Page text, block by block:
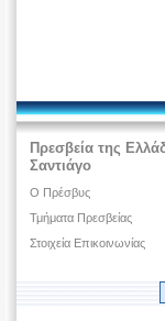
Πρεσβεία της
Σαντιάγο
Ο Πρέσβυς
Τμήματα Πρεσβείας
Στοιχεία Επικοινωνίας